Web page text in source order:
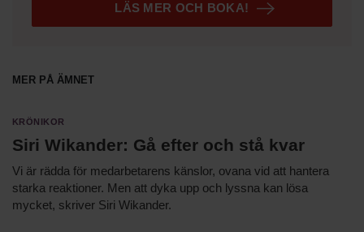
Mer på ämnet
Krönikor
Siri Wikander: Gå efter och stå kvar
Vi är rädda för medarbetarens känslor, ovana vid att hantera
starka reaktioner. Men att dyka upp och lyssna kan lösa
mycket, skriver Siri Wikander.
LÄS MER OCH BOKA!